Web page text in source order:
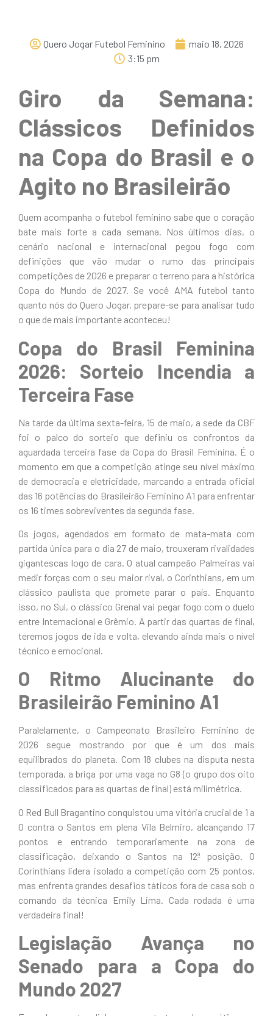
Quero Jogar Futebol Feminino
maio 18, 2026
3:15 pm
Giro da Semana:
Clássicos Definidos
na Copa do Brasil e o
Agito no Brasileirão
Quem acompanha o futebol feminino sabe que o coração
bate mais forte a cada semana. Nos últimos dias, o
cenário nacional e internacional pegou fogo com
definições que vão mudar o rumo das principais
competições de 2026 e preparar o terreno para a histórica
Copa do Mundo de 2027. Se você AMA futebol tanto
quanto nós do Quero Jogar, prepare-se para analisar tudo
o que de mais importante aconteceu!
Copa do Brasil Feminina
2026: Sorteio Incendia a
Terceira Fase
Na tarde da última sexta-feira, 15 de maio, a sede da CBF
foi o palco do sorteio que definiu os confrontos da
aguardada terceira fase da Copa do Brasil Feminina. É o
momento em que a competição atinge seu nível máximo
de democracia e eletricidade, marcando a entrada oficial
das 16 potências do Brasileirão Feminino A1 para enfrentar
os 16 times sobreviventes da segunda fase.
Os jogos, agendados em formato de mata-mata com
partida única para o dia 27 de maio, trouxeram rivalidades
gigantescas logo de cara. O atual campeão Palmeiras vai
medir forças com o seu maior rival, o Corinthians, em um
clássico paulista que promete parar o país. Enquanto
isso, no Sul, o clássico Grenal vai pegar fogo com o duelo
entre Internacional e Grêmio. A partir das quartas de final,
teremos jogos de ida e volta, elevando ainda mais o nível
técnico e emocional.
O Ritmo Alucinante do
Brasileirão Feminino A1
Paralelamente, o Campeonato Brasileiro Feminino de
2026 segue mostrando por que é um dos mais
equilibrados do planeta. Com 18 clubes na disputa nesta
temporada, a briga por uma vaga no G8 (o grupo dos oito
classificados para as quartas de final) está milimétrica.
O Red Bull Bragantino conquistou uma vitória crucial de 1 a
0 contra o Santos em plena Vila Belmiro, alcançando 17
pontos e entrando temporariamente na zona de
classificação, deixando o Santos na 12ª posição. O
Corinthians lidera isolado a competição com 25 pontos,
mas enfrenta grandes desafios táticos fora de casa sob o
comando da técnica Emily Lima. Cada rodada é uma
verdadeira final!
Legislação Avança no
Senado para a Copa do
Mundo 2027